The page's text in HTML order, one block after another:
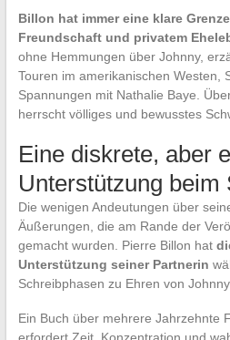
Billon hat immer eine klare
Freundschaft und privatem
ohne Hemmungen über Johnny,
Touren im amerikanischen Westen,
Spannungen mit Nathalie Baye.
herrscht völliges und bewusstes
Eine diskrete, aber
Unterstützung beim
Die wenigen Andeutungen über
Äußerungen, die am Rande der
gemacht wurden. Pierre Billon hat
Unterstützung seiner Partnerin
Schreibphasen zu Ehren von
Ein Buch über mehrere Jahrzehnte
erfordert Zeit, Konzentration und